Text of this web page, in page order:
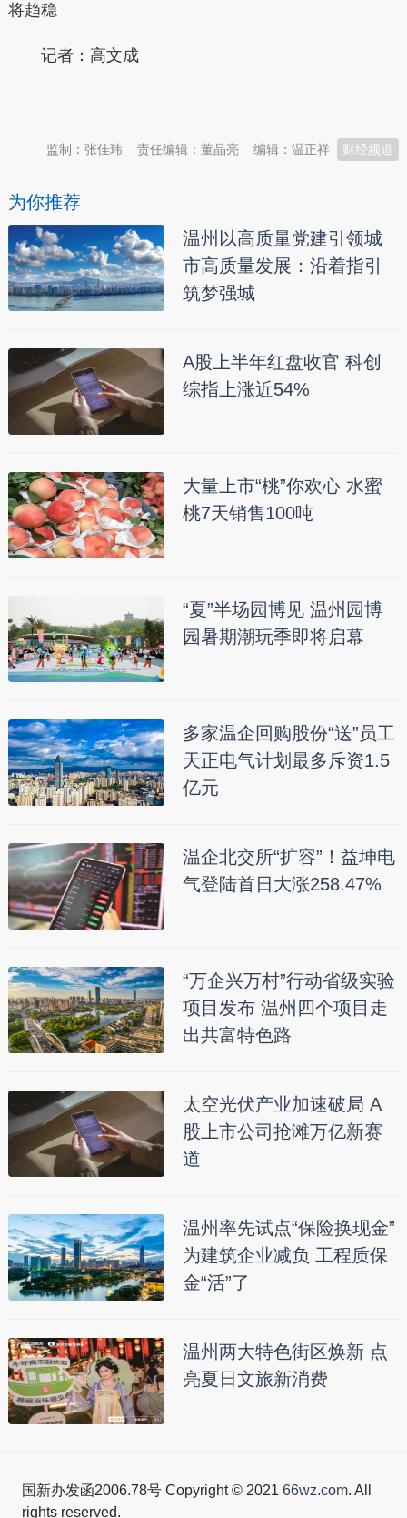
将趋稳
记者：高文成
财经频道
编辑：温正祥
责任编辑：董晶亮
监制：张佳玮
为你推荐
温州以高质量党建引领城
市高质量发展：沿着指引
筑梦强城
A股上半年红盘收官 科创
综指上涨近54%
大量上市“桃”你欢心 水蜜
桃7天销售100吨
“夏”半场园博见 温州园博
园暑期潮玩季即将启幕
多家温企回购股份“送”员工
天正电气计划最多斥资1.5
亿元
温企北交所“扩容”！益坤电
气登陆首日大涨258.47%
“万企兴万村”行动省级实验
项目发布 温州四个项目走
出共富特色路
太空光伏产业加速破局 A
股上市公司抢滩万亿新赛
道
温州率先试点“保险换现金”
为建筑企业减负 工程质保
金“活”了
温州两大特色街区焕新 点
亮夏日文旅新消费
国新办发函2006.78号 Copyright © 2021 66wz.com. All
rights reserved.